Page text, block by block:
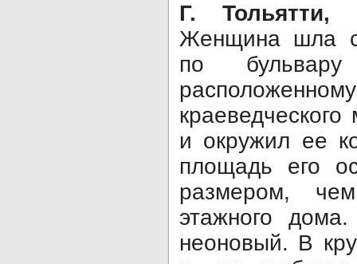
Г. Тольятти,
Женщина шла с
по
и окружил ее
площадь его
размером,
этажного
неоновый. В